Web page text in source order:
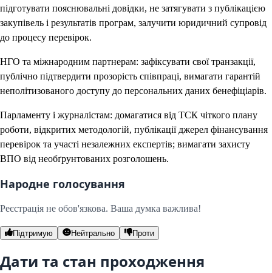
підготувати пояснювальні довідки, не затягувати з публікацією
закупівель і результатів програм, залучити юридичний супровід
до процесу перевірок.
НГО та міжнародним партнерам: зафіксувати свої транзакції,
публічно підтвердити прозорість співпраці, вимагати гарантій
неполітизованого доступу до персональних даних бенефіціарів.
Парламенту і журналістам: домагатися від ТСК чіткого плану
роботи, відкритих методологій, публікації джерел фінансування
перевірок та участі незалежних експертів; вимагати захисту
ВПО від необґрунтованих розголошень.
Народне голосування
Реєстрація не обов'язкова. Ваша думка важлива!
Підтримую Нейтрально Проти
Дати та стан проходження